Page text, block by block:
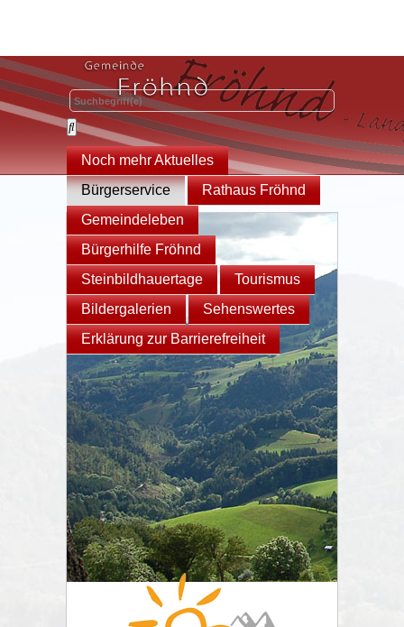
Noch mehr Aktuelles
Bürgerservice
Rathaus Fröhnd
Gemeindeleben
Bürgerhilfe Fröhnd
Steinbildhauertage
Tourismus
Bildergalerien
Sehenswertes
Erklärung zur Barrierefreiheit